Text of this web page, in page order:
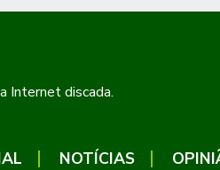
Internet discada.
NOTÍCIAS